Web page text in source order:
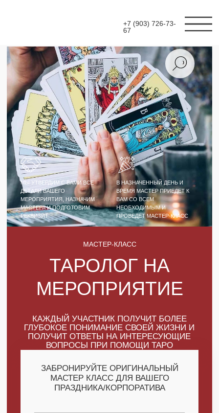
ЗАБРОНИРУЙТЕ ОРИГИНАЛЬНЫЙ
МАСТЕР КЛАСС ДЛЯ ВАШЕГО
ПОЛУЧИТЬ МАКСИМУМ
ВЫГОДЫ
ТАРОЛОГ НА
МЕРОПРИЯТИЕ
МАСТЕР-КЛАСС
КАЖДЫЙ УЧАСТНИК ПОЛУЧИТ БОЛЕЕ
ВОПРОСЫ ПРИ ПОМОЩИ ТАРО
МЫ УТВЕРДИМ С ВАМИ ВСЕ
ДЕТАЛИ ВАШЕГО
МЕРОПРИЯТИЯ, НАЗНАЧИМ
МАСТЕРА И ПОДГОТОВИМ
РЕКВИЗИТ
В НАЗНАЧЕННЫЙ ДЕНЬ И
ВРЕМЯ МАСТЕР ПРИЕДЕТ К
ВАМ СО ВСЕМ
НЕОБХОДИМЫМ И
ПРОВЕДЕТ МАСТЕР-КЛАСС